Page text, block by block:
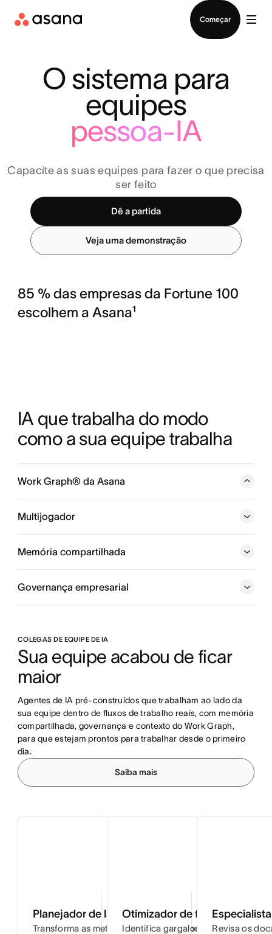
Começar
O sistema para
equipes
pessoa-IA
Capacite as suas equipes para fazer o que precisa
ser feito
Dê a partida
Veja uma demonstração
85 % das empresas da Fortune 100
escolhem a Asana¹
IA que trabalha do modo
como a sua equipe trabalha
Work Graph® da Asana
Uma rede neural de tudo o que a sua empresa está
fazendo, com cada pessoa, tarefa, projeto, meta e
com que meta em vista.
Multijogador
Memória compartilhada
Governança empresarial
COLEGAS DE EQUIPE DE IA
Sua equipe acabou de ficar
maior
Agentes de IA pré-construídos que trabalham ao lado da
sua equipe dentro de fluxos de trabalho reais, com memória
compartilhada, governança e contexto do Work Graph,
para que estejam prontos para trabalhar desde o primeiro
dia.
Saiba mais
Planejador de lançamentos
Transforma as metas do projeto em cronogramas passo
Otimizador de fluxos de
Identifica gargalos nos seus fluxos
Revisa os